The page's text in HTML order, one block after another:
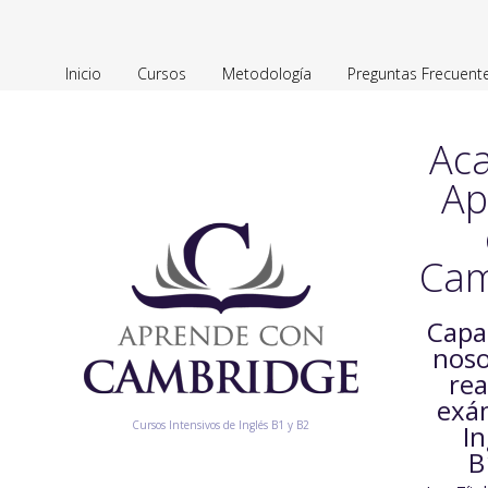
Inicio Cursos Metodología Preguntas
Cursos Intensivos de Inglés B1 y B2